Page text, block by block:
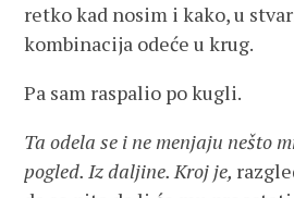
retko kad nosim i kako, u
kombinacija odeće u krug.
Pa sam raspalio po kugli.
Ta odela se i ne menjaju nešto
pogled. Iz daljine. Kroj je,